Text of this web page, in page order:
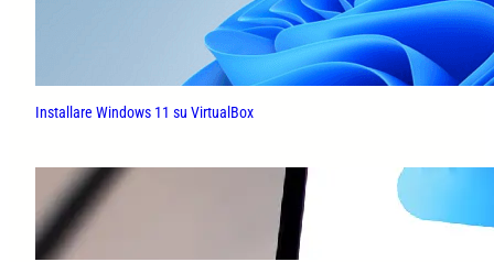
Installare Windows 11 su VirtualBox